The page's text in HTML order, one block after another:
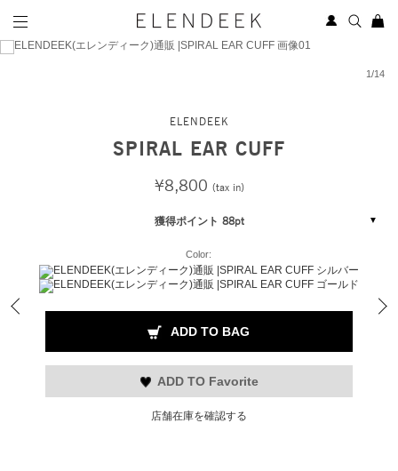
1/14
ELENDEEK
SPIRAL EAR CUFF
¥8,800 (tax in)
獲得ポイント 88pt
Color:
ADD TO BAG
ADD TO Favorite
店舗在庫を確認する